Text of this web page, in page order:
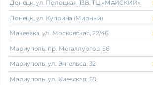
Донецк, ул. Полоцкая, 13В, ТЦ «МАЙСКИЙ»
Донецк, ул. Куприна (Мирный)
Макеeвка, ул. Московская, 22/46
Мариуполь, пр. Металлургов, 56
Мариуполь, ул. Энгельса, 32
Мариуполь, ул. Киевская, 58